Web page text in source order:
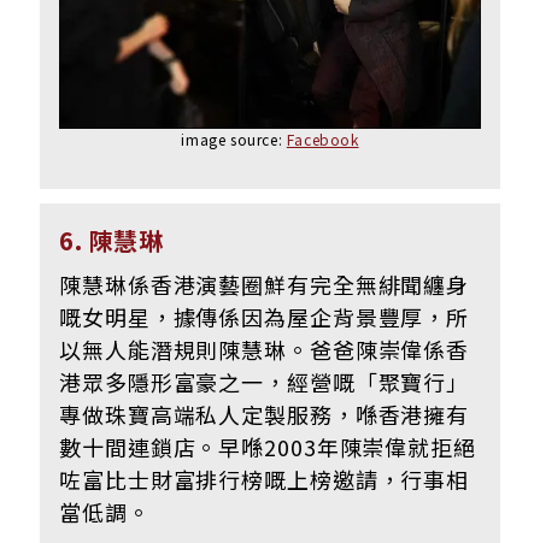
image source: Facebook
6. 陳慧琳
陳慧琳係香港演藝圈鮮有完全無緋聞纏身
嘅女明星，據傳係因為屋企背景豐厚，所
以無人能潛規則陳慧琳。爸爸陳崇偉係香
港眾多隱形富豪之一，經營嘅「聚寶行」
專做珠寶高端私人定製服務，喺香港擁有
數十間連鎖店。早喺2003年陳崇偉就拒絕
咗富比士財富排行榜嘅上榜邀請，行事相
當低調。